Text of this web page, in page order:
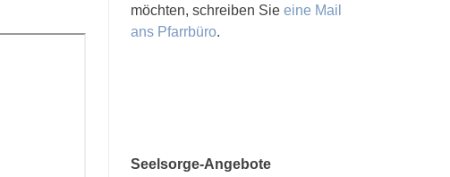
möchten, schreiben Sie eine Mail
ans Pfarrbüro.
Seelsorge-Angebote